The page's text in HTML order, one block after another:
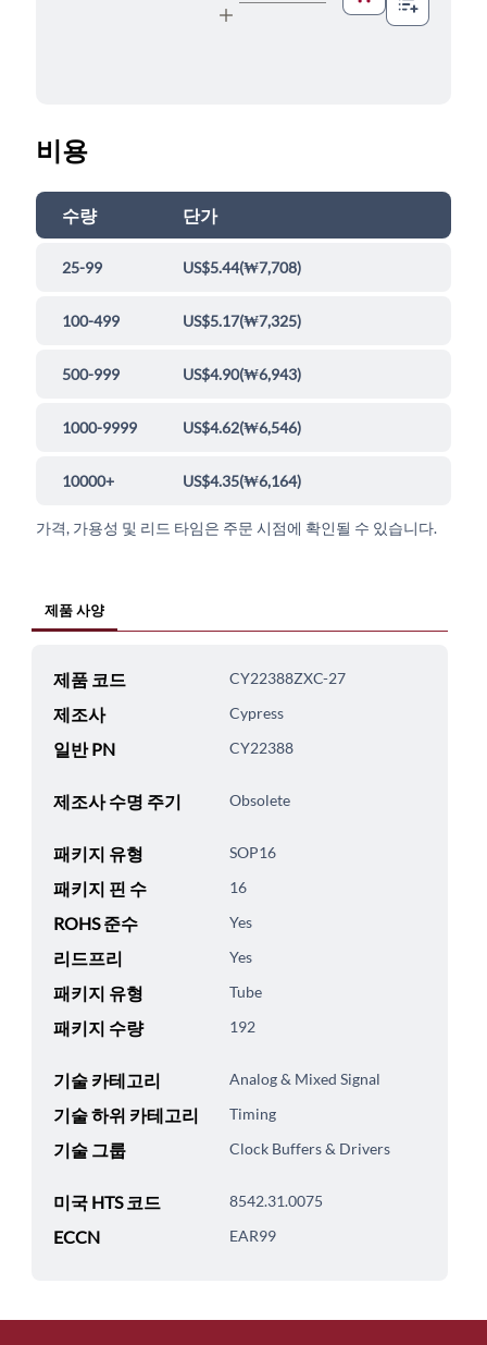
비용
수량 단가
25-99 US$5.44(₩7,708)
100-499 US$5.17(₩7,325)
500-999 US$4.90(₩6,943)
1000-9999 US$4.62(₩6,546)
10000+ US$4.35(₩6,164)
가격, 가용성 및 리드 타임은 주문 시점에 확인될 수 있습니다.
제품 사양
제품 코드 CY22388ZXC-27
제조사 Cypress
일반 PN CY22388
제조사 수명 주기 Obsolete
패키지 유형 SOP16
패키지 핀 수 16
ROHS 준수 Yes
리드프리 Yes
패키지 유형 Tube
패키지 수량 192
기술 카테고리 Analog & Mixed Signal
기술 하위 카테고리 Timing
기술 그룹 Clock Buffers & Drivers
미국 HTS 코드 8542.31.0075
ECCN EAR99